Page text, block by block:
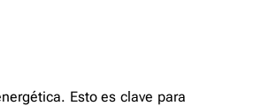
Esto es clave para